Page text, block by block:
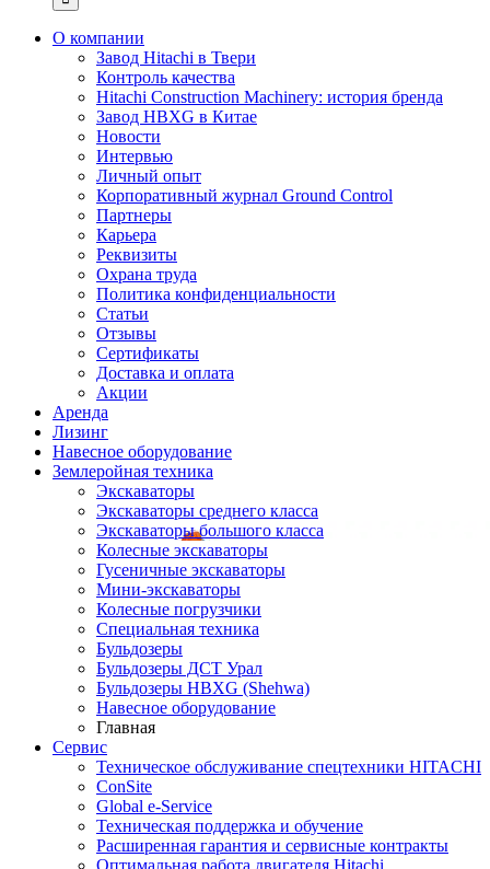
О компании
Завод Hitachi в Твери
Контроль качества
Hitachi Construction Machinery: история бренда
Завод HBXG в Китае
Новости
Интервью
Личный опыт
Корпоративный журнал Ground Control
Партнеры
Карьера
Реквизиты
Охрана труда
Политика конфиденциальности
Статьи
Отзывы
Сертификаты
Доставка и оплата
Акции
Аренда
Лизинг
Навесное оборудование
Землеройная техника
Экскаваторы
Экскаваторы среднего класса
Экскаваторы большого класса
Колесные экскаваторы
Гусеничные экскаваторы
Мини-экскаваторы
Колесные погрузчики
Специальная техника
Бульдозеры
Бульдозеры ДСТ Урал
Бульдозеры HBXG (Shehwa)
Навесное оборудование
Главная
Сервис
Техническое обслуживание спецтехники HITACHI
ConSite
Global e-Service
Техническая поддержка и обучение
Расширенная гарантия и сервисные контракты
Оптимальная работа двигателя Hitachi